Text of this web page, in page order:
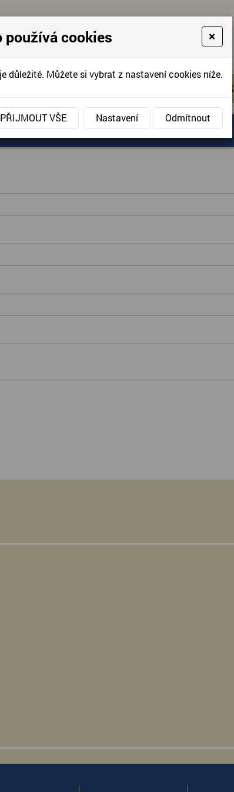
KONTAKTUJTE NÁS
KONTAKTUJTE NÁS
AKCE, FOTOGRAFIE DOBROVOLNICTVÍ
používá cookies ×
důležité. Můžete si vybrat z nastavení cookies níže.
PŘIJMOUT VŠE Nastavení Odmítnout